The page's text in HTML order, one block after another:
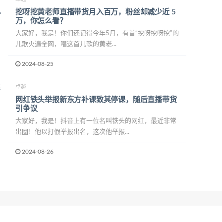
挖呀挖黄老师直播带货月入百万，粉丝却减少近 5
万，你怎么看？
大家好，我是！你们还记得今年5月，有首“挖呀挖呀挖”的
儿歌火遍全网，唱这首儿歌的黄老...
2024-08-25
卓越
网红铁头举报新东方补课致其停课，随后直播带货
引争议
大家好，我是！抖音上有一位名叫铁头的网红，最近非常
出圈！他以打假举报出名，这次他举报...
2024-08-26